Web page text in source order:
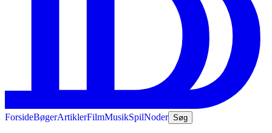
ForsideBøgerArtiklerFilmMusikSpilNoder Søg